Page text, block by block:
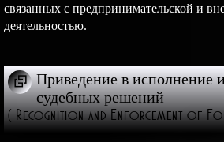
связанных с предпринимательской и
деятельностью.
Приведение в исполнение
судебных решений
( Recognition and Enforcement of